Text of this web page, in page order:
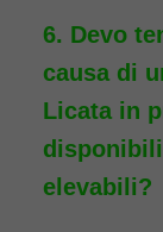
da
Devo
causa di
Licata in
elevabili?